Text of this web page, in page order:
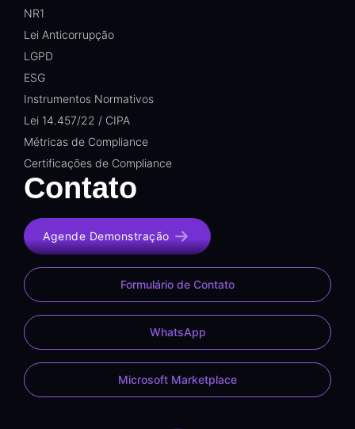
NR1
Lei Anticorrupção
LGPD
ESG
Instrumentos Normativos
Lei 14.457/22 / CIPA
Métricas de Compliance
Certificações de Compliance
Contato
Agende Demonstração
Formulário de Contato
WhatsApp
Microsoft Marketplace